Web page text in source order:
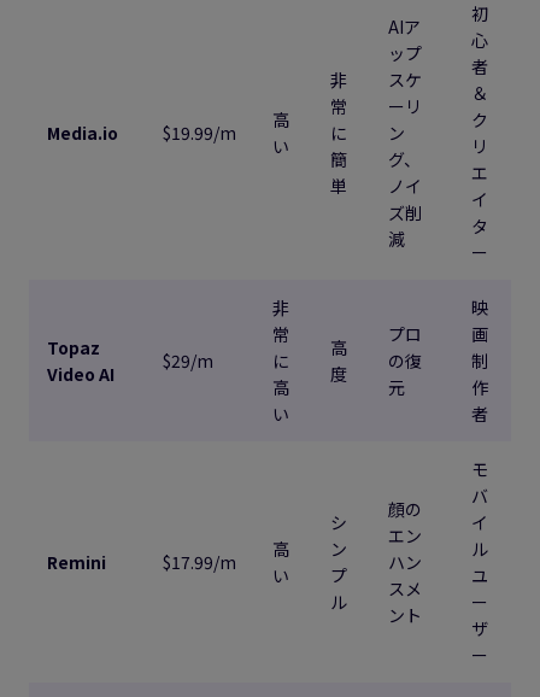
Media.io $19.99/m
高
い
非
常
に
簡
単
AIア
ップ
スケ
ーリ
ン
グ、
ノイ
ズ削
減
初
心
者
＆
ク
リ
エ
イ
タ
ー
Topaz
Video AI
$29/m
非
常
に
高
い
高
度
プロ
の復
元
映
画
制
作
者
Remini $17.99/m
高
い
シ
ン
プ
ル
顔の
エン
ハン
スメ
ント
モ
バ
イ
ル
ユ
ー
ザ
ー